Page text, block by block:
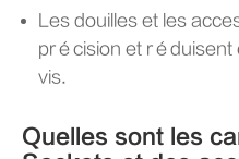
Les douilles et les
précision et réduisent
vis.
Quelles sont les